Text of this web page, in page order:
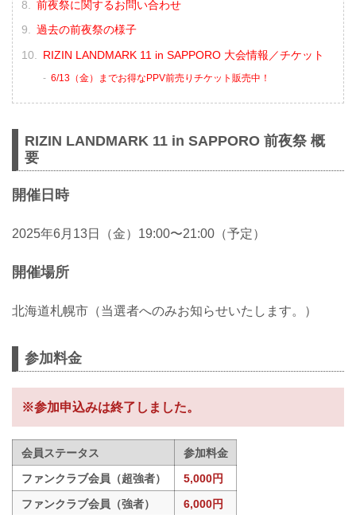
前夜祭に関するお問い合わせ
過去の前夜祭の様子
RIZIN LANDMARK 11 in SAPPORO 大会情報／チケット
6/13（金）までお得なPPV前売りチケット販売中！
RIZIN LANDMARK 11 in SAPPORO 前夜祭 概
要
開催日時
2025年6月13日（金）19:00〜21:00（予定）
開催場所
北海道札幌市（当選者へのみお知らせいたします。）
参加料金
※参加申込みは終了しました。
会員ステータス
参加料金
ファンクラブ会員（超強者）
5,000円
ファンクラブ会員（強者）
6,000円